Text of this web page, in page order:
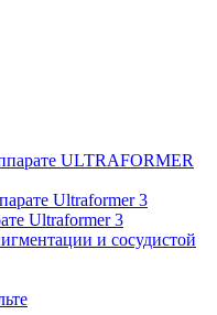
ULTRAFORMER
Ultraformer 3
Ultraformer 3
и сосудистой